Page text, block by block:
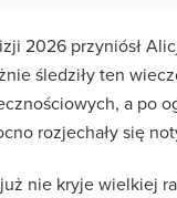
2026 przyniósł
śledziły ten
a po
rozjechały się
nie kryje wielkiej